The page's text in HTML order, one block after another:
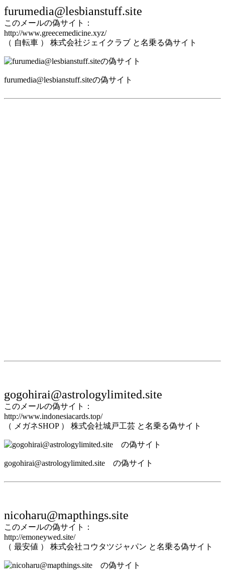
furumedia@lesbianstuff.site
このメールの偽サイト：
http://www.greecemedicine.xyz/
（ 自転車 ） 株式会社ジェイクラブ と名乗る偽サイト
furumedia@lesbianstuff.siteの偽サイト
gogohirai@astrologylimited.site
このメールの偽サイト：
http://www.indonesiacards.top/
（ メガネSHOP ） 株式会社城戸工芸 と名乗る偽サイト
gogohirai@astrologylimited.site の偽サイト
nicoharu@mapthings.site
このメールの偽サイト：
http://emoneywed.site/
（ 最安値 ） 株式会社コウタツジャパン と名乗る偽サイト